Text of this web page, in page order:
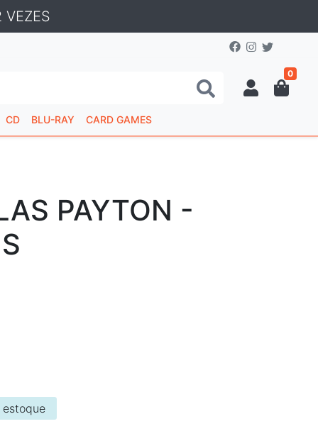
VEZES
0
CD BLU-RAY CARD GAMES
PAYTON -